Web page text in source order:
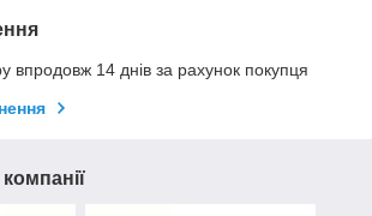
впродовж 14 днів за рахунок покупця